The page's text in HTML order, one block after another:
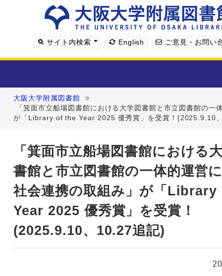
サイト内検索 English ご意見・お問い
利用案内
学習・研究支援
図書館について
4つの図書館
Webサービス
大阪大学附属図書館
>
「箕面市立船場図書館における大学図書館と市立図書館の一
が「Library of the Year 2025 優秀賞」を受賞！(2025.9.10
「箕面市立船場図書館における
書館と市立図書館の一体的運営
社会連携の取組み」が「
Year 2025 優秀賞」を受賞！
(2025.9.10、10.27追記)